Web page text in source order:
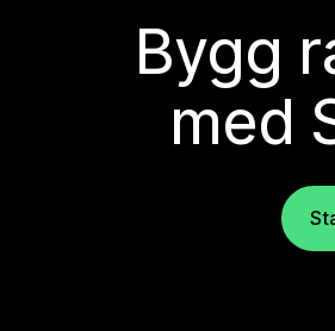
Bygg
med